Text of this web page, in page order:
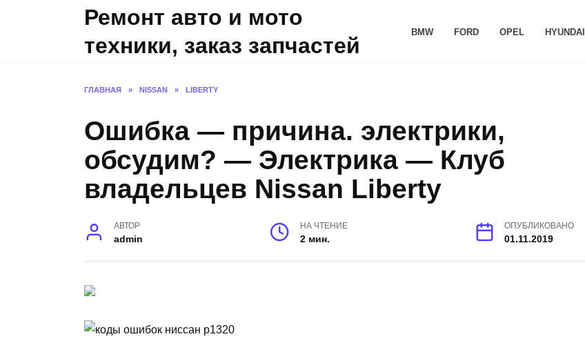
Ремонт авто и мото
техники, заказ запчастей
BMW FORD OPEL HYUNDAI
ГЛАВНАЯ » NISSAN » LIBERTY
Ошибка — причина. электрики,
обсудим? — Электрика — Клуб
владельцев Nissan Liberty
АВТОР
admin
НА ЧТЕНИЕ
2 мин.
ОПУБЛИКОВАНО
01.11.2019